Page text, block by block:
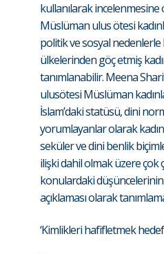
kullanılarak incelenmesine
Müslüman ulus ötesi
politik ve sosyal nedenlerle
ülkelerinden göç etmiş
tanımlanabilir. Meena
ulusötesi Müslüman
İslam’daki statüsü, dini
yorumlayanlar olarak
seküler ve dini benlik
ilişki dahil olmak üzere çok
konulardaki
açıklaması olarak
‘Kimlikleri hafifletmek